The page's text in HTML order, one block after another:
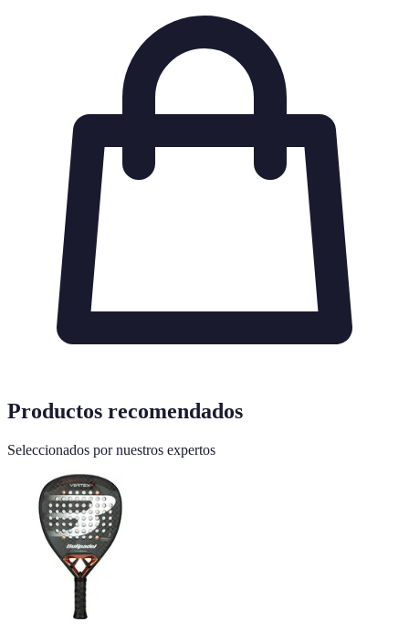
Productos recomendados
Seleccionados por nuestros expertos